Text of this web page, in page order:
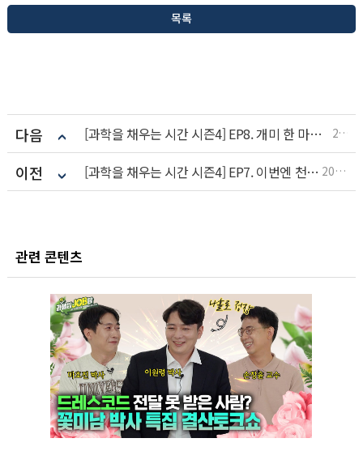
목록
다음 [과학을 채우는 시간 시즌4] EP8. 개미 한 마리까지 잡아낸다! 대한민국의 인공위성에는 어떤 망원경이 탑재되어 있을까? 전문가가 직접 말해주는 광학망원경의 모든 것! 2024.11.11
이전 [과학을 채우는 시간 시즌4] EP7. 이번엔 천문학이다! 우주를 들여다보는 우주망원경의 숨겨진 역사 2024.11.06
관련 콘텐츠